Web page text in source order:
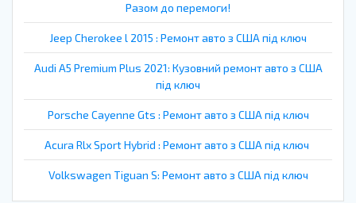
Разом до перемоги!
Jeep Cherokee l 2015 : Ремонт авто з США під ключ
Audi A5 Premium Plus 2021: Кузовний ремонт авто з США
під ключ
Porsche Cayenne Gts : Ремонт авто з США під ключ
Acura Rlx Sport Hybrid : Ремонт авто з США під ключ
Volkswagen Tiguan S: Ремонт авто з США під ключ